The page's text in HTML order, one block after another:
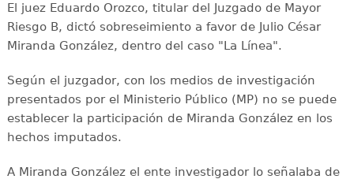
El juez Eduardo Orozco, titular del Juzgado de Mayor
Riesgo B, dictó sobreseimiento a favor de Julio César
Miranda González, dentro del caso "La Línea".
Según el juzgador, con los medios de investigación
presentados por el Ministerio Público (MP) no se puede
establecer la participación de Miranda González en los
hechos imputados.
A Miranda González el ente investigador lo señalaba de